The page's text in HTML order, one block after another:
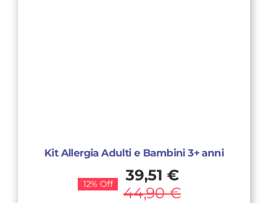
Kit Allergia Adulti e Bambini 3+ anni
44,90€
Il
prezzo
39,51 €
Il
prezzo
12% Off